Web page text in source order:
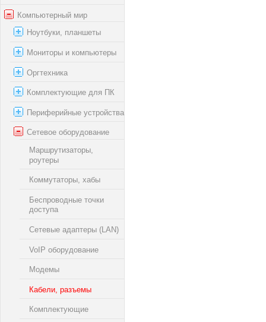
Компьютерный мир
Ноутбуки, планшеты
Мониторы и компьютеры
Оргтехника
Комплектующие для ПК
Периферийные устройства
Сетевое оборудование
Маршрутизаторы,
роутеры
Коммутаторы, хабы
Беспроводные точки
доступа
Сетевые адаптеры (LAN)
VoIP оборудование
Модемы
Кабели, разъемы
Комплектующие